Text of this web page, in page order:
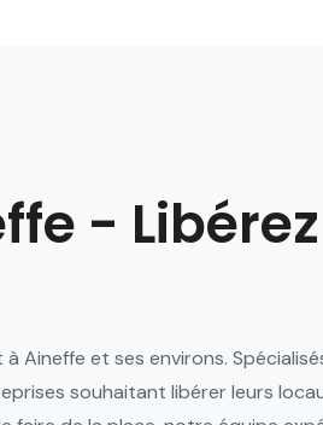
-
Aineffe et ses environs.
souhaitant libérer leurs